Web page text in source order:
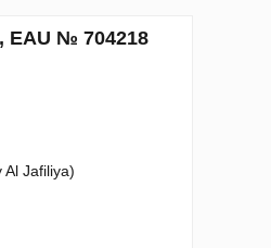
EAU № 704218
Al Jafiliya)